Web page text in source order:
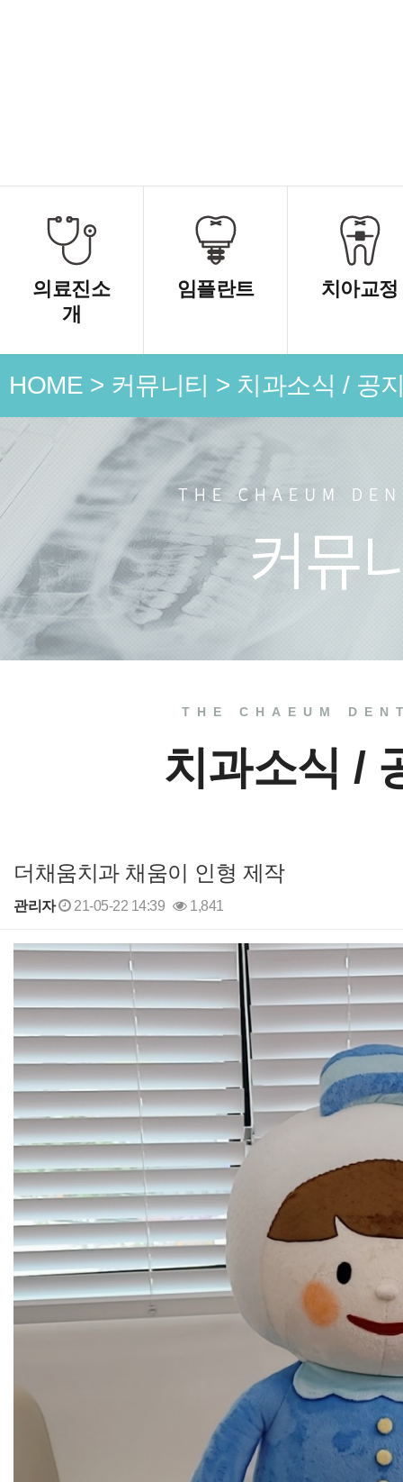
의료진소
개
임플란트 치아교정
HOME > 커뮤니티 > 치과소식 / 공
치료 전
THE CHAEUM
치과소식 /
더채움치과 채움이 인형 제작
관리자 21-05-22 14:39 1,841
본문